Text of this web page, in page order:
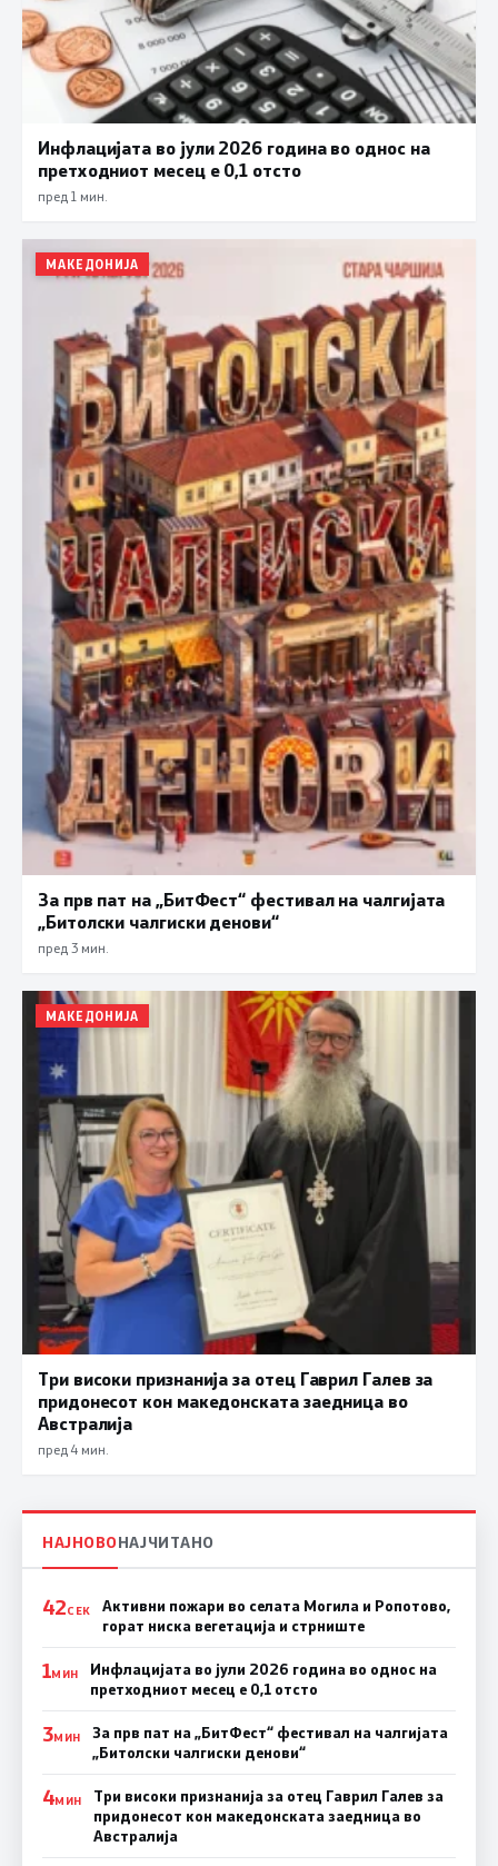
Инфлацијата во јули 2026 година во однос на
претходниот месец е 0,1 отсто
пред 1 мин.
МАКЕДОНИЈА
За прв пат на „БитФест“ фестивал на чалгијата
„Битолски чалгиски денови“
пред 3 мин.
МАКЕДОНИЈА
Три високи признанија за отец Гаврил Галев за
придонесот кон македонската заедница во
Австралија
пред 4 мин.
НАЈНОВОНАЈЧИТАНО
42СЕК
Активни пожари во селата Могила и Ропотово,
горат ниска вегетација и стрниште
1МИН
Инфлацијата во јули 2026 година во однос на
претходниот месец е 0,1 отсто
3МИН
За прв пат на „БитФест“ фестивал на чалгијата
„Битолски чалгиски денови“
4МИН
Три високи признанија за отец Гаврил Галев за
придонесот кон македонската заедница во
Австралија